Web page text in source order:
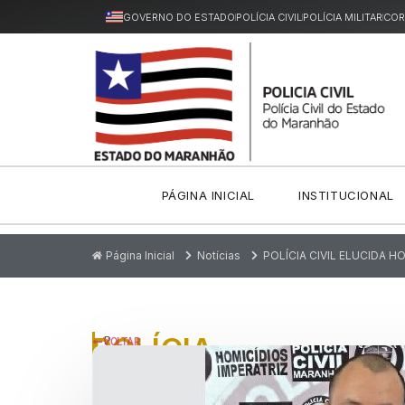
GOVERNO DO ESTADOPOLÍCIA CIVILPOLÍCIA MILITAR
PÁGINA INICIAL INSTITUCIONAL
Página Inicial Notícias POLÍCIA CIVIL ELUCIDA
P
POLÍCIA
VOLTAR